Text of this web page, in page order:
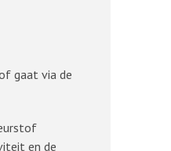
gaat via de
en de